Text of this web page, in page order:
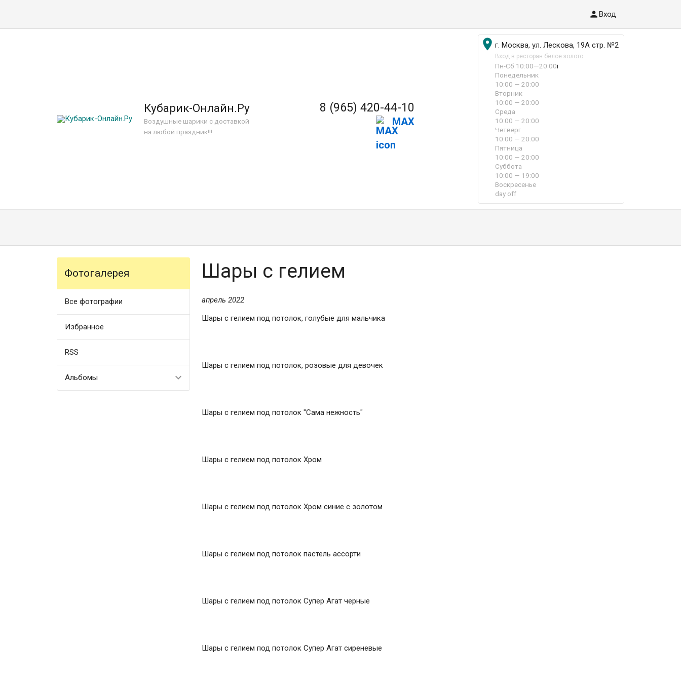
Вход
Кубарик-Онлайн.Ру
Воздушные шарики с доставкой
на любой праздник!!!
8 (965) 420-44-10
MAX
 г. Москва, ул. Лескова, 19А стр. №2
Вход в ресторан белое золото
Пн-Сб 10:00—20:00i
Понедельник
10:00 — 20:00
Вторник
10:00 — 20:00
Среда
10:00 — 20:00
Четверг
10:00 — 20:00
Пятница
10:00 — 20:00
Суббота
10:00 — 19:00
Воскресенье
day off
Фотогалерея
Все фотографии
Избранное
RSS
Альбомы
Шары с гелием
апрель 2022
Шары с гелием под потолок, голубые для мальчика
Шары с гелием под потолок, розовые для девочек
Шары с гелием под потолок "Сама нежность"
Шары с гелием под потолок Хром
Шары с гелием под потолок Хром синие с золотом
Шары с гелием под потолок пастель ассорти
Шары с гелием под потолок Супер Агат черные
Шары с гелием под потолок Супер Агат сиреневые